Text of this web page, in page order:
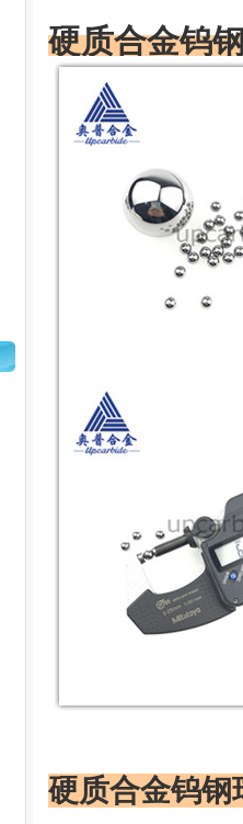
硬质合金钨
硬质合金钨钢